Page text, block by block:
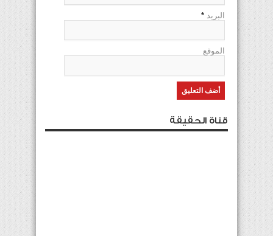
البريد *
الموقع
قناة الحقيقة